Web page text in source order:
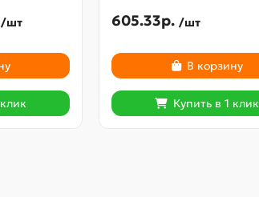
/шт 605.33р. /шт
В корзину
Купить в 1 клик